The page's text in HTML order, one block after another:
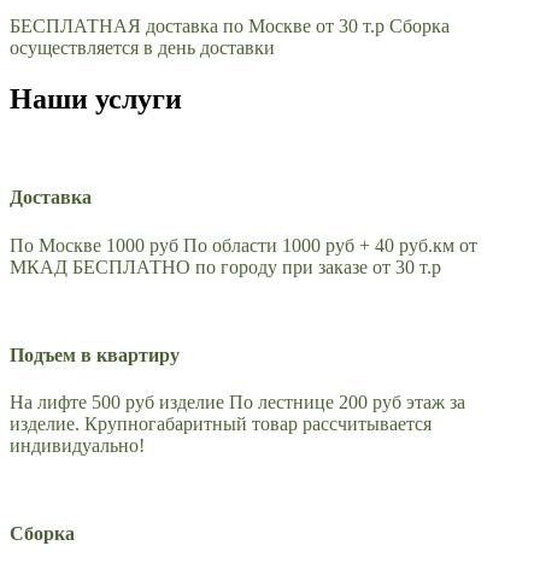
БЕСПЛАТНАЯ доставка по Москве от 30 т.р Сборка
осуществляется в день доставки
Наши услуги
Доставка
По Москве 1000 руб По области 1000 руб + 40 руб.км от
МКАД БЕСПЛАТНО по городу при заказе от 30 т.р
Подъем в квартиру
На лифте 500 руб изделие По лестнице 200 руб этаж за
изделие. Крупногабаритный товар рассчитывается
индивидуально!
Сборка